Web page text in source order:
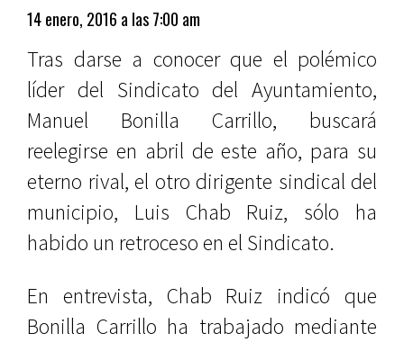
14 enero, 2016 a las 7:00 am
Tras darse a conocer que el polémico
líder del Sindicato del Ayuntamiento,
Manuel Bonilla Carrillo, buscará
reelegirse en abril de este año, para su
eterno rival, el otro dirigente sindical del
municipio, Luis Chab Ruiz, sólo ha
habido un retroceso en el Sindicato.
En entrevista, Chab Ruiz indicó que
Bonilla Carrillo ha trabajado mediante